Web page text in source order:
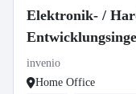
Elektronik- /
invenio
Home Office